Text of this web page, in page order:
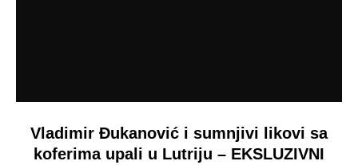
Vladimir Đukanović i sumnjivi likovi sa
koferima upali u Lutriju – EKSLUZIVNI